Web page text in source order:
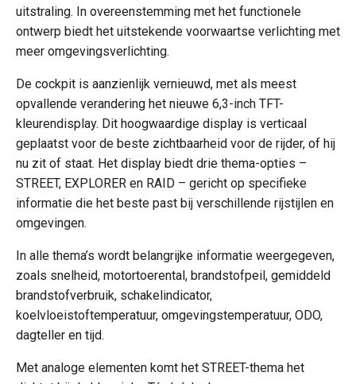
uitstraling. In overeenstemming met het functionele
ontwerp biedt het uitstekende voorwaartse verlichting met
meer omgevingsverlichting.
De cockpit is aanzienlijk vernieuwd, met als meest
opvallende verandering het nieuwe 6,3-inch TFT-
kleurendisplay. Dit hoogwaardige display is verticaal
geplaatst voor de beste zichtbaarheid voor de rijder, of hij
nu zit of staat. Het display biedt drie thema-opties –
STREET, EXPLORER en RAID – gericht op specifieke
informatie die het beste past bij verschillende rijstijlen en
omgevingen.
In alle thema’s wordt belangrijke informatie weergegeven,
zoals snelheid, motortoerental, brandstofpeil, gemiddeld
brandstofverbruik, schakelindicator,
koelvloeistoftemperatuur, omgevingstemperatuur, ODO,
dagteller en tijd.
Met analoge elementen komt het STREET-thema het